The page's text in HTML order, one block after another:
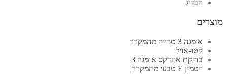
הבלוג
מוצרים
אומגה 3 טרייה מהמקרר
קטו-אויל
בדיקת אינדקס אומגה 3
ויטמין E טבעי מהמקרר